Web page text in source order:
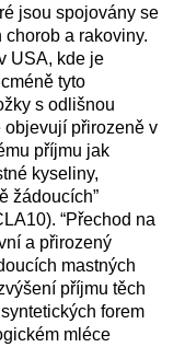
jsou spojovány se
a rakoviny.
USA, kde je
tyto
s odlišnou
objevují přirozeně v
příjmu jak
kyseliny,
žádoucích”
“Přechod na
a přirozený
mastných
příjmu těch
forem
mléce